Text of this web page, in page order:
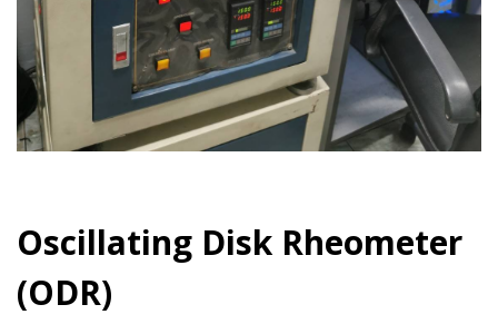
Oscillating Disk Rheometer
(ODR)